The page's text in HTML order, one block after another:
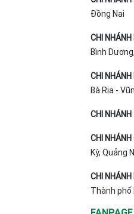
Đồng Nai
CHI NHÁNH
Bình
CHI
Bà Rịa -
CHI
CHI
Kỳ, Quảng
CHI NHÁNH
Thành phố